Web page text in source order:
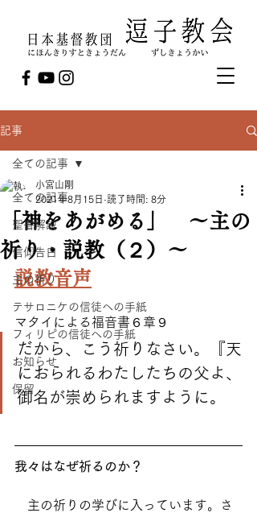
記事
全ての記事
聖書解説
信仰告白
主の祈り
テサロニケの信徒への手紙
フィリピの信徒への手紙
お知らせ
保留
全ての記事
「神をあがめる」 ～主の
祈り・説教（２）～
小宮山剛
2021年8月15日 読了時間: 8分
説教音声
マタイによる福音書６章９
だから、こう祈りなさい。『天
におられるわたしたちの父よ、
御名が崇められますように。
我々はなぜ祈るのか？
主の祈りの学びに入っています。さ